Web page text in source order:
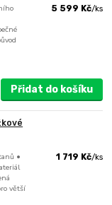
5 599 Kč/ks
Přidat do košíku
•
větší
1 719 Kč/ks